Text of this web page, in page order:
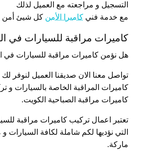
التسجيل و مراجعته مع العميل لذلك
مع خدمة فني كاميرا الأمن كل شيئ أمن
كاميرات مراقبة للسيارات في
هل نؤمن كاميرات مراقبة للسيارات في
تواصل معنا الان صديقنا العميل لنوفر
كاميرات المراقبة الخاصة بالسيارات و
كاميرات مراقبة الصباحية الكويت.
تعتبر اعمال تركيب كاميرات مراقبة
التي نؤديها لكم شاملة لكافة السيارات
ماركة.